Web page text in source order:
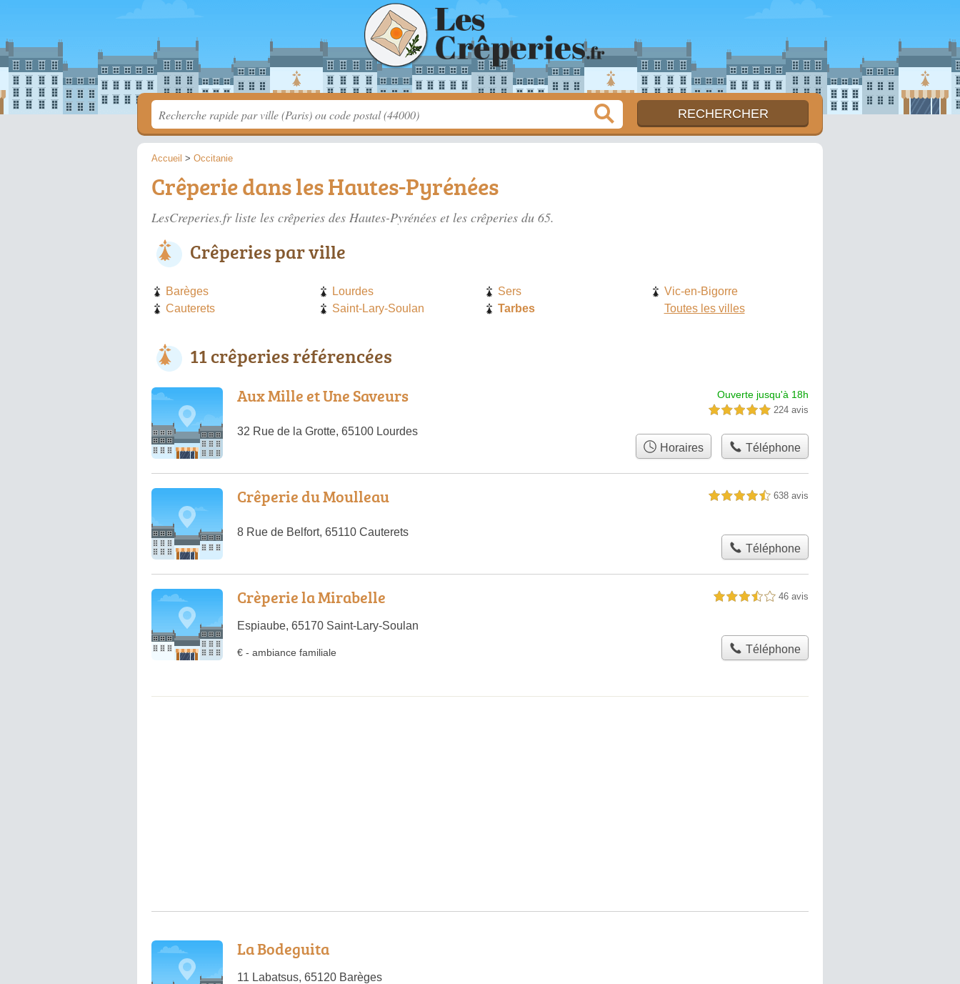
Accueil > Occitanie
Crêperie dans les Hautes-Pyrénées
LesCreperies.fr liste les crêperies des Hautes-Pyrénées et les crêperies du 65.
Crêperies par ville
Barèges
Cauterets
Lourdes
Saint-Lary-Soulan
Sers
Tarbes
Vic-en-Bigorre
Toutes les villes
11 crêperies référencées
Aux Mille et Une Saveurs
32 Rue de la Grotte, 65100 Lourdes
Ouverte jusqu'à 18h
5,0 étoiles sur 5 224 avis
Horaires Téléphone
Crêperie du Moulleau
8 Rue de Belfort, 65110 Cauterets
4,5 étoiles sur 5 638 avis
Téléphone
Crèperie la Mirabelle
Espiaube, 65170 Saint-Lary-Soulan
3,5 étoiles sur 5 46 avis
€ - ambiance familiale Téléphone
La Bodeguita
11 Labatsus, 65120 Barèges